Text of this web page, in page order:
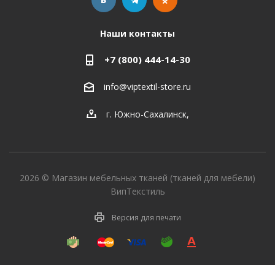
Наши контакты
+7 (800) 444-14-30
info@viptextil-store.ru
г. Южно-Сахалинск,
2026 © Магазин мебельных тканей (тканей для мебели)
ВипТекстиль
Версия для печати